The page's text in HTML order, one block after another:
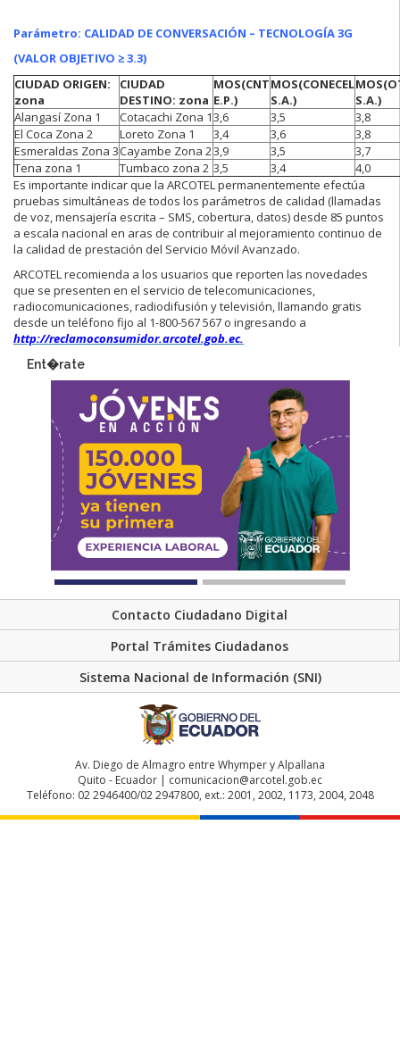
Parámetro: CALIDAD DE CONVERSACIÓN – TECNOLOGÍA 3G
(VALOR OBJETIVO ≥ 3.3)
CIUDAD ORIGEN:
zona
CIUDAD
DESTINO: zona
MOS(CNT
E.P.)
MOS(CONECEL
S.A.)
MOS
S.A.)
Alangasí Zona 1
Cotacachi Zona 13,6 3,5
3,8
El Coca Zona 2
Loreto Zona 1 3,4 3,6
3,8
Esmeraldas Zona 3Cayambe Zona 23,9 3,5
3,7
Tena zona 1
Tumbaco zona 2 3,5 3,4
4,0
Es importante indicar que la ARCOTEL permanentemente efectúa
pruebas simultáneas de todos los parámetros de calidad (llamadas
de voz, mensajería escrita – SMS, cobertura, datos) desde 85 puntos
a escala nacional en aras de contribuir al mejoramiento continuo de
la calidad de prestación del Servicio Móvil Avanzado.
ARCOTEL recomienda a los usuarios que reporten las novedades
que se presenten en el servicio de telecomunicaciones,
radiocomunicaciones, radiodifusión y televisión, llamando gratis
desde un teléfono fijo al 1-800-567 567 o ingresando a
http://reclamoconsumidor.arcotel.gob.ec.
Ent�rate
Contacto Ciudadano Digital
Portal Trámites Ciudadanos
Sistema Nacional de Información (SNI)
Av. Diego de Almagro entre Whymper y Alpallana
Quito - Ecuador | comunicacion@arcotel.gob.ec
Teléfono: 02 2946400/02 2947800, ext.: 2001, 2002, 1173, 2004, 2048